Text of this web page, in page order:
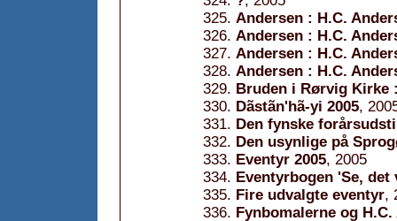
Andersen : H.C.
Andersen : H.C.
Andersen : H.C.
Andersen : H.C.
Bruden i Rørvig
Dãstãn'hã-yi 2005,
Den fynske
Den usynlige på
Eventyr 2005, 2005
Eventyrbogen 'Se,
Fire udvalgte eventyr,
Fynbomalerne og